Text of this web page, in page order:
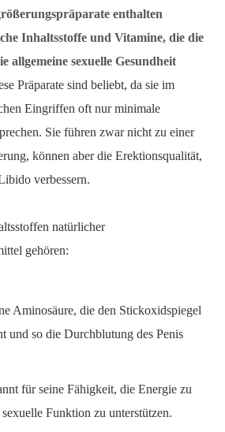
enthalten
Inhaltsstoffe und Vitamine, die die
allgemeine sexuelle Gesundheit
Präparate sind beliebt, da sie im
Eingriffen oft nur minimale
Sie führen zwar nicht zu einer
können aber die Erektionsqualität,
verbessern.
natürlicher
gehören:
Aminosäure, die den Stickoxidspiegel
und so die Durchblutung des Penis
für seine Fähigkeit, die Energie zu
Funktion zu unterstützen.